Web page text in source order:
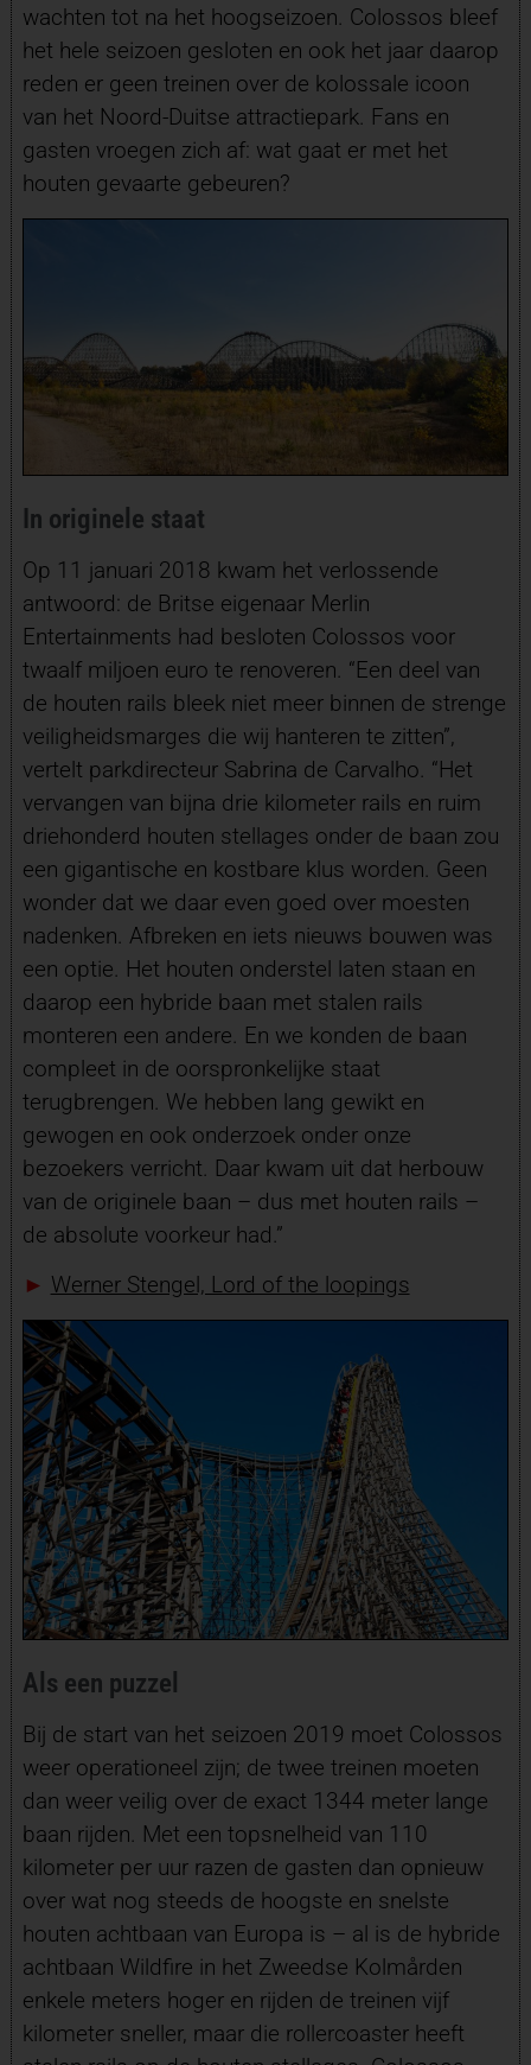
wachten tot na het hoogseizoen. Colossos bleef
het hele seizoen gesloten en ook het jaar daarop
reden er geen treinen over de kolossale icoon
van het Noord-Duitse attractiepark. Fans en
gasten vroegen zich af: wat gaat er met het
houten gevaarte gebeuren?
In originele staat
Op 11 januari 2018 kwam het verlossende
antwoord: de Britse eigenaar Merlin
Entertainments had besloten Colossos voor
twaalf miljoen euro te renoveren. “Een deel van
de houten rails bleek niet meer binnen de strenge
veiligheidsmarges die wij hanteren te zitten”,
vertelt parkdirecteur Sabrina de Carvalho. “Het
vervangen van bijna drie kilometer rails en ruim
driehonderd houten stellages onder de baan zou
een gigantische en kostbare klus worden. Geen
wonder dat we daar even goed over moesten
nadenken. Afbreken en iets nieuws bouwen was
een optie. Het houten onderstel laten staan en
daarop een hybride baan met stalen rails
monteren een andere. En we konden de baan
compleet in de oorspronkelijke staat
terugbrengen. We hebben lang gewikt en
gewogen en ook onderzoek onder onze
bezoekers verricht. Daar kwam uit dat herbouw
van de originele baan – dus met houten rails –
de absolute voorkeur had.”
► Werner Stengel, Lord of the loopings
Als een puzzel
Bij de start van het seizoen 2019 moet Colossos
weer operationeel zijn; de twee treinen moeten
dan weer veilig over de exact 1344 meter lange
baan rijden. Met een topsnelheid van 110
kilometer per uur razen de gasten dan opnieuw
over wat nog steeds de hoogste en snelste
houten achtbaan van Europa is – al is de hybride
achtbaan Wildfire in het Zweedse Kolmården
enkele meters hoger en rijden de treinen vijf
kilometer sneller, maar die rollercoaster heeft